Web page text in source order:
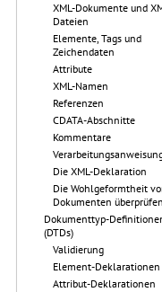
XML-Dokumente und
Dateien
Elemente, Tags und
Zeichendaten
Attribute
XML-Namen
Referenzen
CDATA-Abschnitte
Kommentare
Die XML-Deklaration
Die Wohlgeformtheit
Dokumenten überprüfen
Dokumenttyp-
(DTDs)
Validierung
Element-Deklarationen
Attribut-Deklarationen